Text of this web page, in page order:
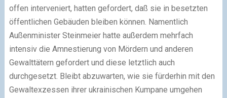
offen interveniert, hatten gefordert, daß sie in besetzten
öffentlichen Gebäuden bleiben können. Namentlich
Außenminister Steinmeier hatte außerdem mehrfach
intensiv die Amnestierung von Mördern und anderen
Gewalttätern gefordert und diese letztlich auch
durchgesetzt. Bleibt abzuwarten, wie sie fürderhin mit den
Gewaltexzessen ihrer ukrainischen Kumpane umgehen